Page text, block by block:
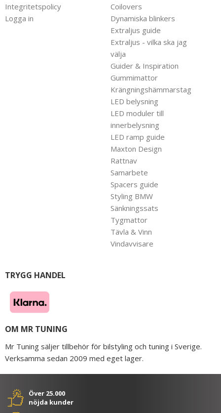
Integritetspolicy
Logga in
Coilovers
Dynamiska blinkers
Extraljus guide
Extraljus - vilka ska jag
välja
Guider & Inspiration
Gummimattor
Krängningshämmarstag
LED belysning
LED moduler till
innerbelysning
LED ramp guide
Maxton Design
Rattnav
Samarbete
Spacers guide
Styling BMW
Sänkningssats
Tygmattor
Tävla & Vinn
Vindavvisare
TRYGG HANDEL
OM MR TUNING
Mr Tuning säljer tillbehör för bilstyling och tuning i Sverige.
Verksamma sedan 2009 med eget lager.
Över 25.000
nöjda kunder